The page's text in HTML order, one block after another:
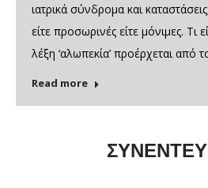
ιατρικά σύνδρομα και
είτε προσωρινές είτε μόνιμες. Τι
λέξη ‘αλωπεκία’ προέρχεται από
Read more